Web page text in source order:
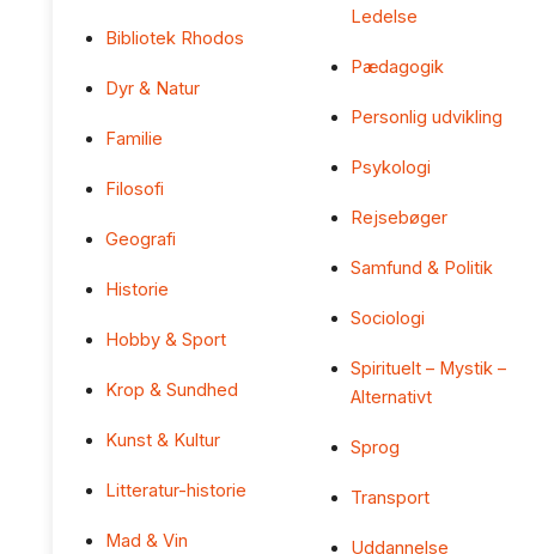
Bibliotek Rhodos
Dyr & Natur
Familie
Filosofi
Geografi
Historie
Hobby & Sport
Krop & Sundhed
Kunst & Kultur
Litteratur-historie
Mad & Vin
Ledelse
Pædagogik
Personlig udvikling
Psykologi
Rejsebøger
Samfund & Politik
Sociologi
Spirituelt – Mystik –
Alternativt
Sprog
Transport
Uddannelse